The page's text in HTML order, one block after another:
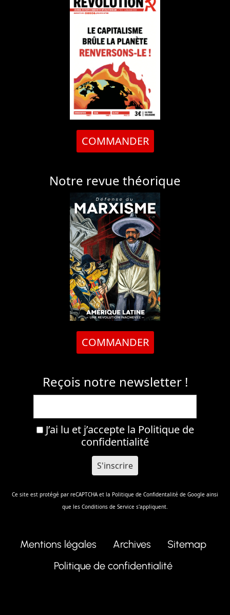
COMMANDER
Notre revue théorique
COMMANDER
Reçois notre newsletter !
J’ai lu et j’accepte la Politique de
confidentialité
Ce site est protégé par reCAPTCHA et la Politique de Confidentalité de Google ainsi
que les Conditions de Service s'appliquent.
Mentions légales Archives
Sitemap
Politique de confidentialité